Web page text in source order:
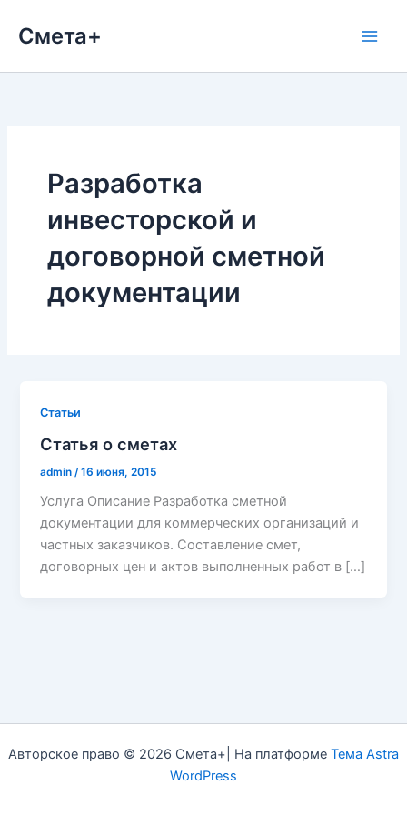
Смета+
Разработка
инвесторской и
договорной сметной
документации
Cтатьи
Статья о сметах
admin /16 июня, 2015
Услуга Описание Разработка сметной
документации для коммерческих организаций и
частных заказчиков. Составление смет,
договорных цен и актов выполненных работ в […]
Авторское право © 2026 Смета+| На платформе Тема Astra
WordPress